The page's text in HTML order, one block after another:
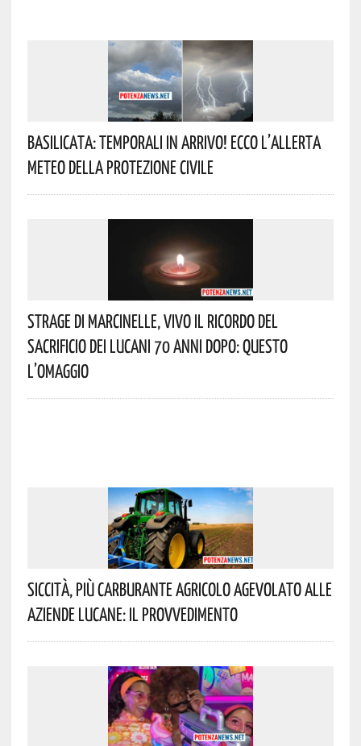
Basilicata: Temporali In Arrivo! Ecco L’allerta
Meteo Della Protezione Civile
Strage Di Marcinelle, Vivo Il Ricordo Del
Sacrificio Dei Lucani 70 Anni Dopo: Questo
L’omaggio
Siccità, Più Carburante Agricolo Agevolato Alle
Aziende Lucane: Il Provvedimento